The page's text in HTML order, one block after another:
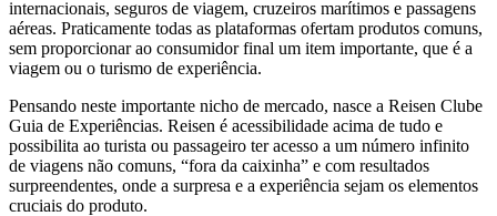
internacionais, seguros de viagem, cruzeiros marítimos e passagens
aéreas. Praticamente todas as plataformas ofertam produtos comuns,
sem proporcionar ao consumidor final um item importante, que é a
viagem ou o turismo de experiência.
Pensando neste importante nicho de mercado, nasce a Reisen Clube
Guia de Experiências. Reisen é acessibilidade acima de tudo e
possibilita ao turista ou passageiro ter acesso a um número infinito
de viagens não comuns, “fora da caixinha” e com resultados
surpreendentes, onde a surpresa e a experiência sejam os elementos
cruciais do produto.